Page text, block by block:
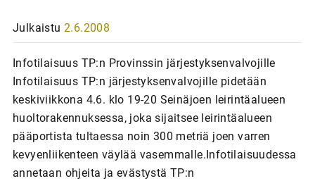
Julkaistu 2.6.2008
Infotilaisuus TP:n Provinssin järjestyksenvalvojille
Infotilaisuus TP:n järjestyksenvalvojille pidetään
keskiviikkona 4.6. klo 19-20 Seinäjoen leirintäalueen
huoltorakennuksessa, joka sijaitsee leirintäalueen
pääportista tultaessa noin 300 metriä joen varren
kevyenliikenteen väylää vasemmalle.Infotilaisuudessa
annetaan ohjeita ja evästystä TP:n